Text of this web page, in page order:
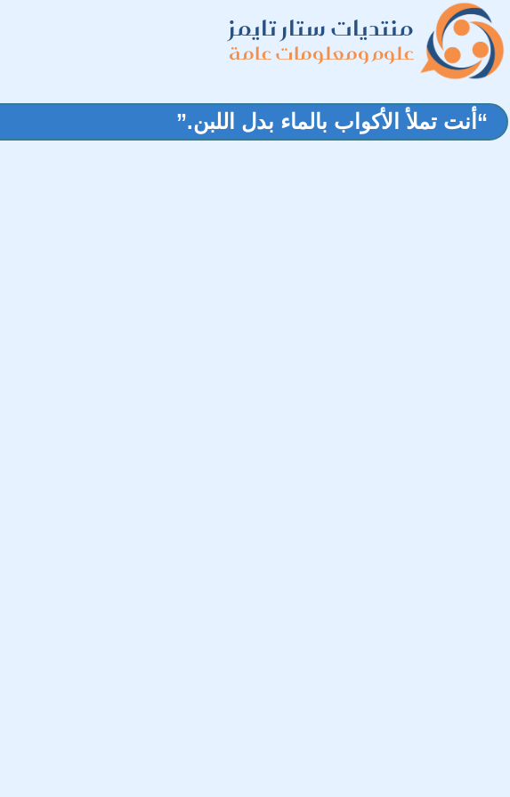
منتديات ستار تايمز
علوم ومعلومات عامة
“أنت تملأ الأكواب بالماء بدل اللبن.”